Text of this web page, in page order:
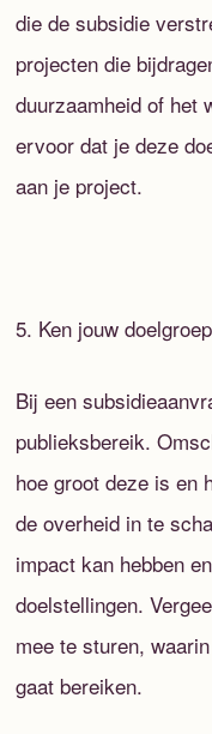
die de subsidie
projecten die
duurzaamheid of het
ervoor dat je deze
aan je project.
5. Ken jouw doelgroep
Bij een
publieksbereik.
hoe groot deze is en
de overheid in te
impact kan hebben
doelstellingen.
mee te sturen,
gaat bereiken.